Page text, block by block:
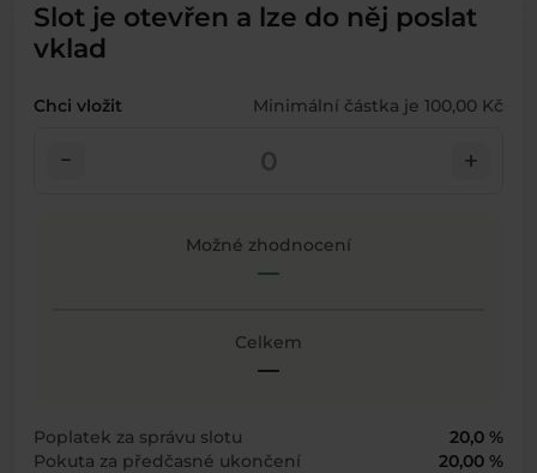
Slot je otevřen a lze do něj poslat
vklad
Chci vložit Minimální částka je 100,00 Kč
check_indeterminate_small add
Možné zhodnocení
—
Celkem
—
Poplatek za správu slotu
20,0 %
Pokuta za předčasné ukončení
20,00 %